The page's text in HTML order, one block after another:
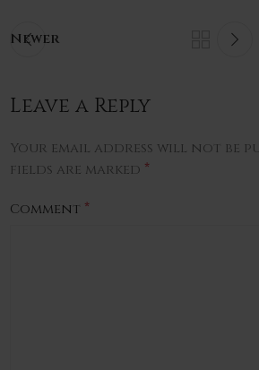
Newer
Leave a Reply
Your email address will not be
fields are marked *
Comment *